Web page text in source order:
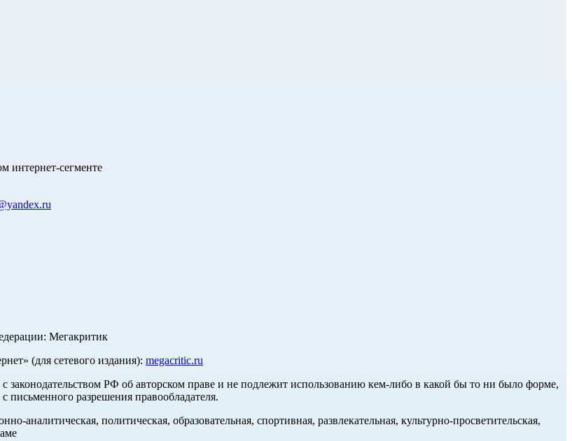
интернет-сегменте
Мегакритик
(для сетевого издания): megacritic.ru
законодательством РФ об авторском праве и не подлежит использованию кем-либо в какой бы то ни было форме,
письменного разрешения правообладателя.
политическая, образовательная, спортивная, развлекательная, культурно-просветительская,